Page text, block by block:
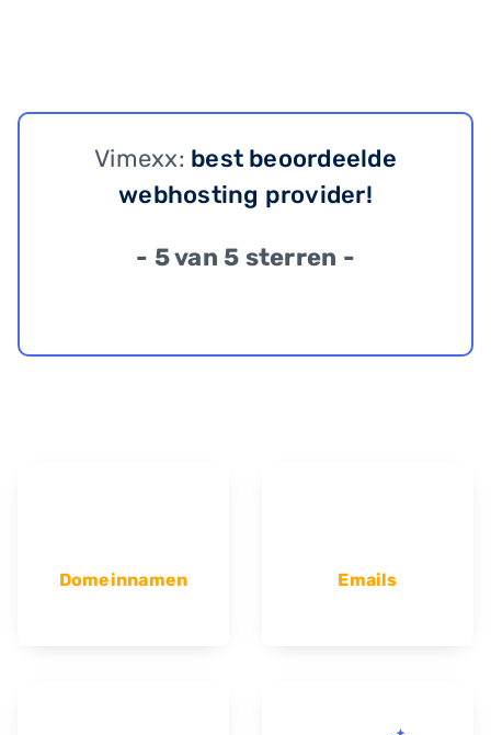
Vimexx: best beoordeelde
webhosting provider!
- 5 van 5 sterren -
Domeinnamen Emails